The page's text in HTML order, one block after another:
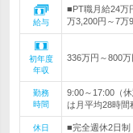
給与
■PT職月給24万
万3,200円～7万
初年度
年収
336万円～800万
勤務
時間
9:00～17:00（
は月平均28時間
休日
■完全週休2日制